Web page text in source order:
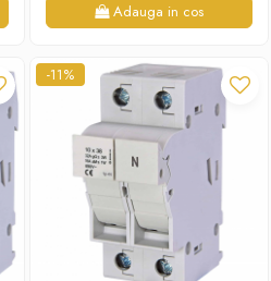
Adauga in cos
-11%